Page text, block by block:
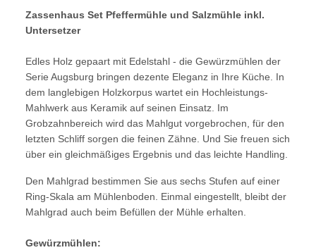
Zassenhaus Set Pfeffermühle und Salzmühle inkl.
Untersetzer
Edles Holz gepaart mit Edelstahl - die Gewürzmühlen der
Serie Augsburg bringen dezente Eleganz in Ihre Küche. In
dem langlebigen Holzkorpus wartet ein Hochleistungs-
Mahlwerk aus Keramik auf seinen Einsatz. Im
Grobzahnbereich wird das Mahlgut vorgebrochen, für den
letzten Schliff sorgen die feinen Zähne. Und Sie freuen sich
über ein gleichmäßiges Ergebnis und das leichte Handling.
Den Mahlgrad bestimmen Sie aus sechs Stufen auf einer
Ring-Skala am Mühlenboden. Einmal eingestellt, bleibt der
Mahlgrad auch beim Befüllen der Mühle erhalten.
Gewürzmühlen: